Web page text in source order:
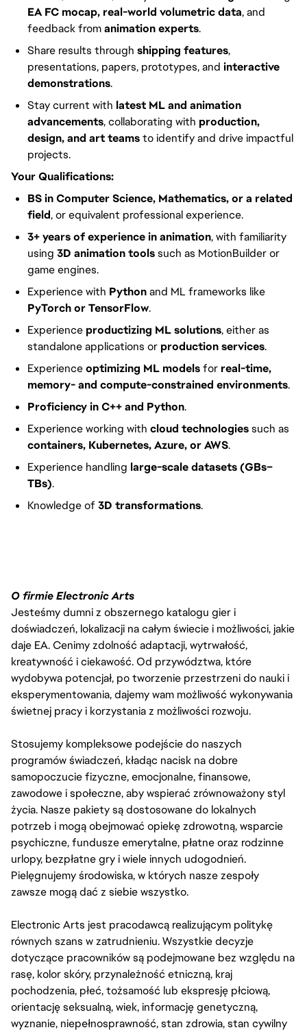
EA FC mocap, real-world volumetric data, and
feedback fromanimation experts.
Share results through shipping features,
presentations, papers, prototypes, and interactive
demonstrations.
Stay current with latest ML and animation
advancements, collaborating with production,
design, and art teamsto identify and drive impactful
projects.
Your Qualifications:
BS in Computer Science, Mathematics, or a related
field, or equivalent professional experience.
3+ years of experience in animation, with familiarity
using 3D animation toolssuch as MotionBuilder or
game engines.
Experience with Pythonand ML frameworks like
PyTorch or TensorFlow.
Experience productizing ML solutions, either as
standalone applications or production services.
Experienceoptimizing ML modelsfor real-time,
memory- and compute-constrained environments.
Proficiency in C++ and Python.
Experience working with cloud technologiessuch as
containers, Kubernetes, Azure, or AWS.
Experience handling large-scale datasets (GBs–
TBs).
Knowledge of 3D transformations.
O firmie Electronic Arts
Jesteśmy dumni z obszernego katalogu gier i
doświadczeń, lokalizacji na całym świecie i możliwości, jakie
daje EA. Cenimy zdolność adaptacji, wytrwałość,
kreatywność i ciekawość. Od przywództwa, które
wydobywa potencjał, po tworzenie przestrzeni do nauki i
eksperymentowania, dajemy wam możliwość wykonywania
świetnej pracy i korzystania z możliwości rozwoju.
Stosujemy kompleksowe podejście do naszych
programów świadczeń, kładąc nacisk na dobre
samopoczucie fizyczne, emocjonalne, finansowe,
zawodowe i społeczne, aby wspierać zrównoważony styl
życia. Nasze pakiety są dostosowane do lokalnych
potrzeb i mogą obejmować opiekę zdrowotną, wsparcie
psychiczne, fundusze emerytalne, płatne oraz rodzinne
urlopy, bezpłatne gry i wiele innych udogodnień.
Pielęgnujemy środowiska, w których nasze zespoły
zawsze mogą dać z siebie wszystko.
Electronic Arts jest pracodawcą realizującym politykę
równych szans w zatrudnieniu. Wszystkie decyzje
dotyczące pracowników są podejmowane bez względu na
rasę, kolor skóry, przynależność etniczną, kraj
pochodzenia, płeć, tożsamość lub ekspresję płciową,
orientację seksualną, wiek, informację genetyczną,
wyznanie, niepełnosprawność, stan zdrowia, stan cywilny